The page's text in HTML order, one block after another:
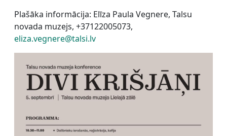
Plašāka informācija: Elīza Paula Vegnere, Talsu
novada muzejs, +37122005073,
eliza.vegnere@talsi.lv